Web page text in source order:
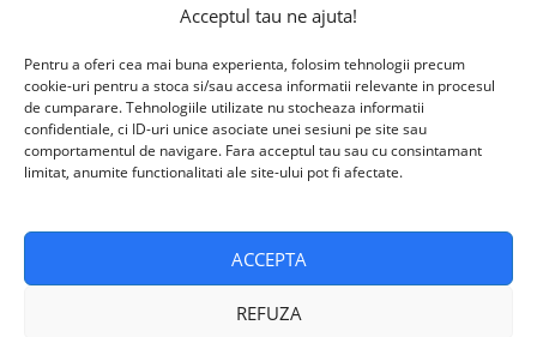
Acceptul tau ne ajuta!
Pentru a oferi cea mai buna experienta, folosim tehnologii precum
cookie-uri pentru a stoca si/sau accesa informatii relevante in procesul
de cumparare. Tehnologiile utilizate nu stocheaza informatii
confidentiale, ci ID-uri unice asociate unei sesiuni pe site sau
comportamentul de navigare. Fara acceptul tau sau cu consintamant
limitat, anumite functionalitati ale site-ului pot fi afectate.
ACCEPTA
REFUZA
VALM Electrical Solutions © 2026